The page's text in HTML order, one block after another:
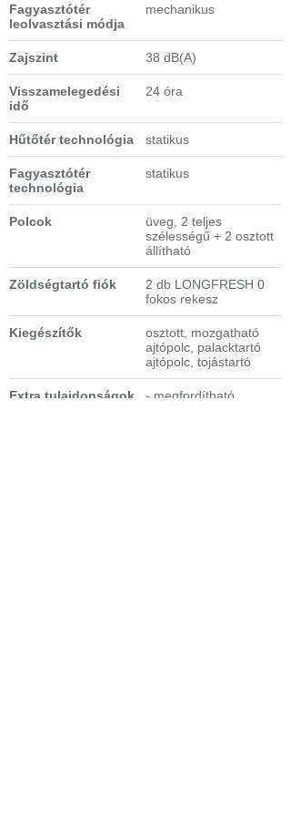
Fagyasztótér
leolvasztási módja
mechanikus
Zajszint 38 dB(A)
Visszamelegedési
idő
24 óra
Hűtőtér technológia statikus
Fagyasztótér
technológia
statikus
Polcok
üveg, 2 teljes
szélességű + 2 osztott
állítható
Zöldségtartó fiók
2 db LONGFRESH 0
fokos rekesz
Kiegészítők
osztott, mozgatható
ajtópolc, palacktartó
ajtópolc, tojástartó
Extra tulajdonságok
- megfordítható